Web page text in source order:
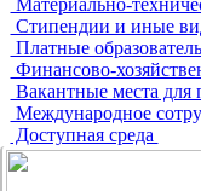
Материально-
Стипендии и иные
Платные
Финансово-
Вакантные места для
Международное
Доступная среда